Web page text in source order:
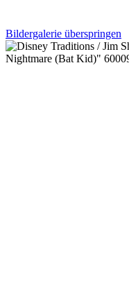
Bildergalerie überspringen